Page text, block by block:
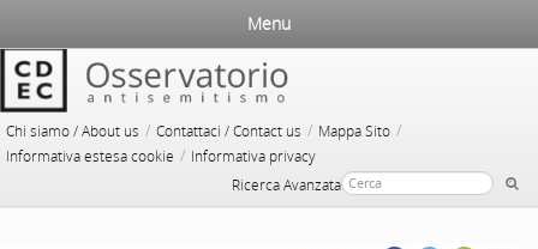
Chi siamo / About us / Contattaci / Contact us / Mappa Sito /
Informativa estesa cookie / Informativa privacy
Ricerca Avanzata
Menu